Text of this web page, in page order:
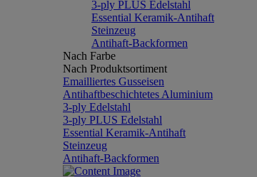
3-ply PLUS Edelstahl
Essential Keramik-Antihaft
Steinzeug
Antihaft-Backformen
Nach Farbe
Nach Produktsortiment
Emailliertes Gusseisen
Antihaftbeschichtetes Aluminium
3-ply Edelstahl
3-ply PLUS Edelstahl
Essential Keramik-Antihaft
Steinzeug
Antihaft-Backformen